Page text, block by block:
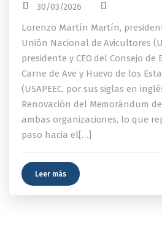
30/03/2026
Lorenzo Martín Martín,
Unión Nacional de Avicultores
presidente y CEO del Consejo de
Carne de Ave y Huevo de los
(USAPEEC, por sus siglas en
Renovación del Memorándum
ambas organizaciones, lo que
paso hacia el[…]
Leer más